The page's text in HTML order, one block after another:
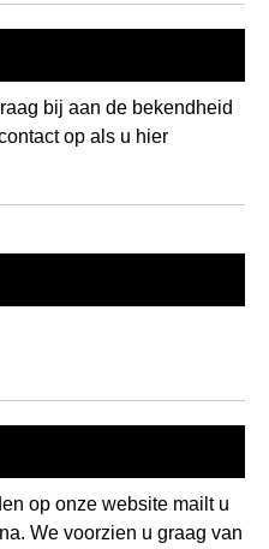
bij aan de bekendheid
op als u hier
op onze website mailt u
We voorzien u graag van